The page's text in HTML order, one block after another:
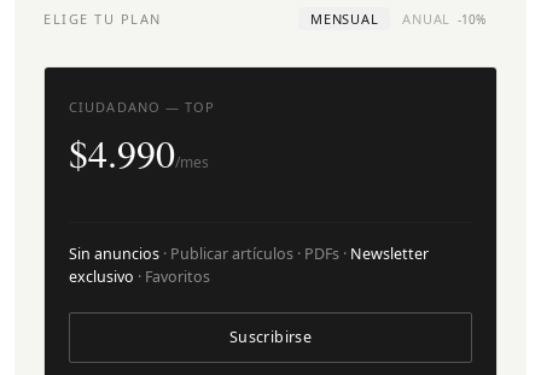
ELIGE TU PLAN MENSUAL ANUAL -10%
CIUDADANO — TOP
$4.990/mes
Sin anuncios · Publicar artículos · PDFs · Newsletter
exclusivo · Favoritos
Suscribirse